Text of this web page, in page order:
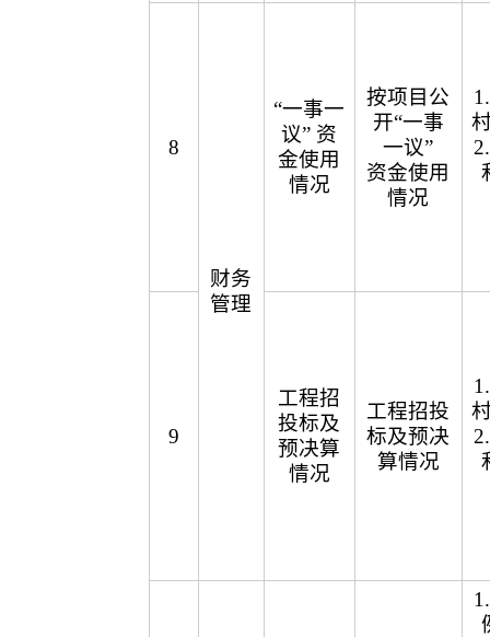
8
财务
管理
“一事一
议” 资
金使用
情况
按项目公
开“一事
一议”
资金使用
情况
9
工程招
投标及
预决算
情况
工程招投
标及预决
算情况